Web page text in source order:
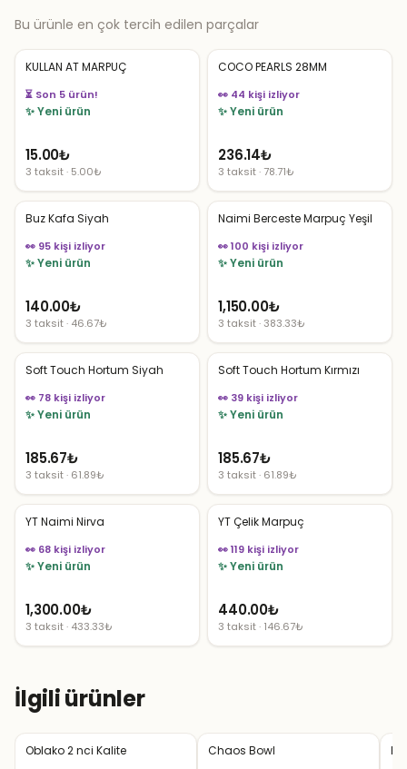
Bu ürünle en çok tercih edilen parçalar
KULLAN AT MARPUÇ
👀 54 kişi izliyor
✨ Yeni ürün
15.00₺
3 taksit · 5.00₺
COCO PEARLS 28MM
👀 44 kişi izliyor
✨ Yeni ürün
236.14₺
3 taksit · 78.71₺
Buz Kafa Siyah
👀 95 kişi izliyor
✨ Yeni ürün
140.00₺
3 taksit · 46.67₺
Naimi Berceste Marpuç Yeşil
👀 100 kişi izliyor
✨ Yeni ürün
1,150.00₺
3 taksit · 383.33₺
Soft Touch Hortum Siyah
👀 78 kişi izliyor
✨ Yeni ürün
185.67₺
3 taksit · 61.89₺
Soft Touch Hortum Kırmızı
👀 39 kişi izliyor
✨ Yeni ürün
185.67₺
3 taksit · 61.89₺
YT Naimi Nirva
👀 68 kişi izliyor
✨ Yeni ürün
1,300.00₺
3 taksit · 433.33₺
YT Çelik Marpuç
👀 119 kişi izliyor
✨ Yeni ürün
440.00₺
3 taksit · 146.67₺
İlgili ürünler
Oblako 2 nci Kalite Chaos Bowl